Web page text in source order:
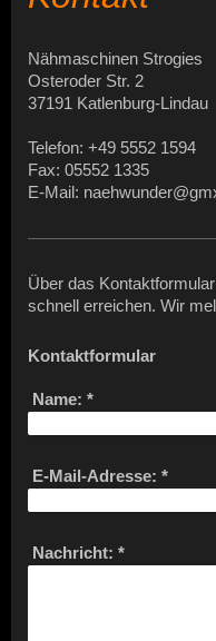
Nähmaschinen Strogies
Osteroder Str. 2
37191 Katlenburg-Lindau
Telefon: +49 5552 1594
Fax: 05552 1335
E-Mail:
Über das
schnell erreichen. Wir
Kontaktformular
Name: *
E-Mail-Adresse: *
Nachricht: *